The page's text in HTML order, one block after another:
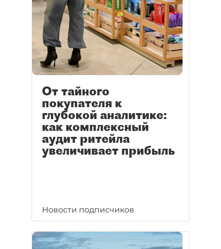
От тайного
покупателя к
глубокой аналитике:
как комплексный
аудит ритейла
увеличивает прибыль
Новости подписчиков